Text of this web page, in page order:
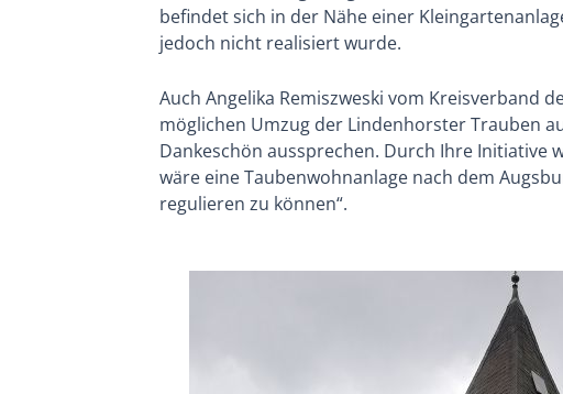
befindet sich in der Nähe einer
jedoch nicht realisiert wurde.
Auch Angelika Remiszweski vom Kreisverband
möglichen Umzug der Lindenhorster Trauben
Dankeschön aussprechen. Durch Ihre Initiative
wäre eine Taubenwohnanlage nach dem
regulieren zu können“.